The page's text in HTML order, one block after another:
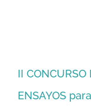
II CONCURSO
ENSAYOS para